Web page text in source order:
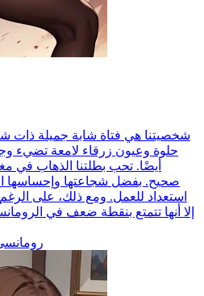
شخصيتنا هي فتاة شابة جميلة ذات
حلوة وعيون زرقاء لامعة تضيء
أيضًا. تحب بطلتنا الذهاب في
صحيح. بفضل شجاعتها وإحساسها
استعداد للعمل. ومع ذلك، على
إلا أنها تتمتع بنقطة ضعف في